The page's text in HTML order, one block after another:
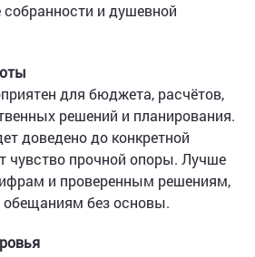
и душевной
для бюджета, расчётов,
решений и планирования.
доведено до конкретной
прочной опоры. Лучше
и проверенным решениям,
без основы.